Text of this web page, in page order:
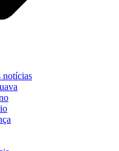
notícias